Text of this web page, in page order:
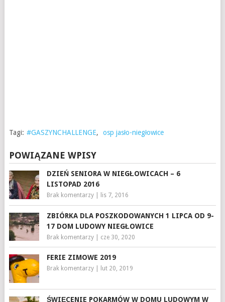
Tagi: #GASZYNCHALLENGE, osp jasło-niegłowice
POWIĄZANE WPISY
DZIEŃ SENIORA W NIEGŁOWICACH – 6
LISTOPAD 2016
Brak komentarzy| lis 7, 2016
ZBIÓRKA DLA POSZKODOWANYCH 1 LIPCA OD 9-
17 DOM LUDOWY NIEGŁOWICE
Brak komentarzy| cze 30, 2020
FERIE ZIMOWE 2019
Brak komentarzy| lut 20, 2019
ŚWIĘCENIE POKARMÓW W DOMU LUDOWYM W